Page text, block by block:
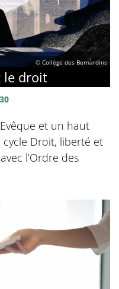
© Collège des Bernardins
le droit
et un haut
Droit, liberté et
l’Ordre des